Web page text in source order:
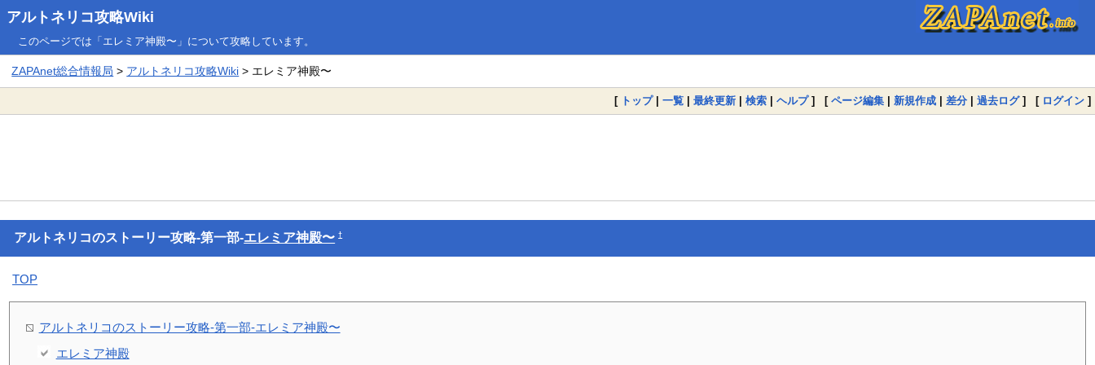
アルトネリコ攻略Wiki
このページでは「エレミア神殿〜」について攻略しています。
ZAPAnet総合情報局 > アルトネリコ攻略Wiki > エレミア神殿〜
[ トップ| 一覧 | 最終更新 | 検索 | ヘルプ] [ ページ編集 | 新規作成 | 差分 | 過去ログ] [ ログイン ]
アルトネリコのストーリー攻略-第一部-エレミア神殿〜 †
TOP
アルトネリコのストーリー攻略-第一部-エレミア神殿〜
エレミア神殿